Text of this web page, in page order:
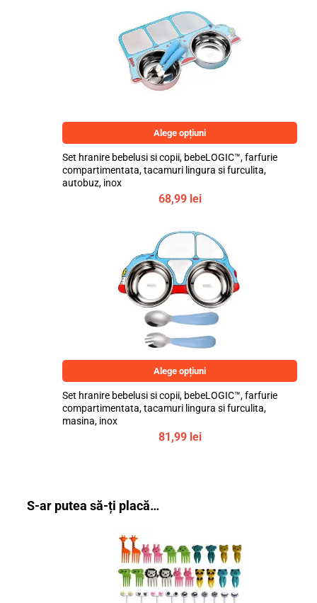
Alege opțiuni
Set hranire bebelusi si copii, bebeLOGIC™, farfurie
compartimentata, tacamuri lingura si furculita,
autobuz, inox
68,99 lei
Alege opțiuni
Set hranire bebelusi si copii, bebeLOGIC™, farfurie
compartimentata, tacamuri lingura si furculita,
masina, inox
81,99 lei
S-ar putea să-ți placă…